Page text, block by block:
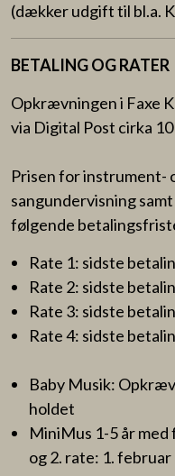
(dækker udgift til bl.a.
BETALING OG RATER
Opkrævningen i Faxe
via Digital Post cirka
Prisen for instrument-
sangundervisning
følgende
Rate 1: sidste
Rate 2: sidste
Rate 3: sidste
Rate 4: sidste
Baby Musik:
holdet
MiniMus 1-5 år
og 2. rate: 1. februar